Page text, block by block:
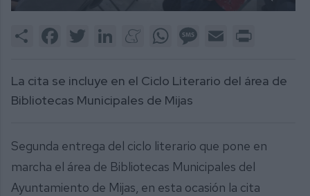
1
Share FacebookTwitter LinkedInMeneameWhatsAppMessage
Email
La cita se incluye en el Ciclo Literario del área de
Bibliotecas Municipales de Mijas
Segunda entrega del ciclo literario que pone en
marcha el área de Bibliotecas Municipales del
Ayuntamiento de Mijas, en esta ocasión la cita